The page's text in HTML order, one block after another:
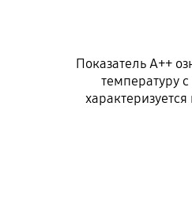
Показатель A++
температуру